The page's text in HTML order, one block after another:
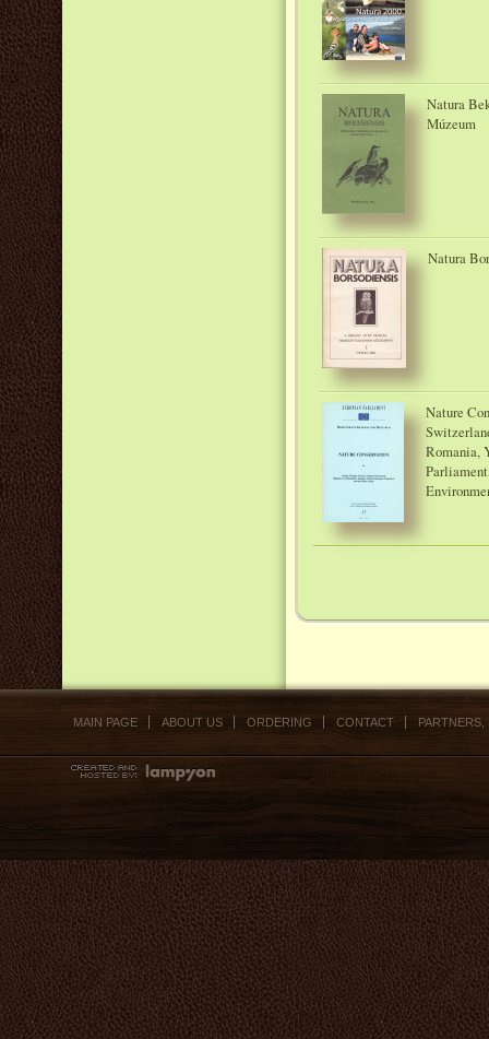
Natura
Múzeum
Natura
Nature
Romania,
MAIN PAGE ABOUT US ORDERING CONTACT PARTNERS,